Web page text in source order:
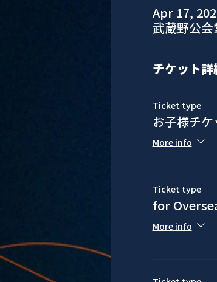
Apr 17,
武蔵野公
チケット詳
Ticket type
お子様チケ
More info
Ticket type
for
More info